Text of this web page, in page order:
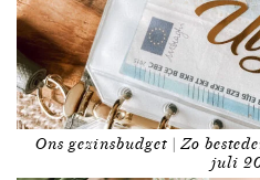
Ons gezinsbudget | Zo
juli